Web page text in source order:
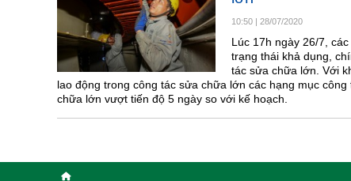
10:50 | 28/07/2020
Lúc 17h ngày 26/7,
trạng thái khả dụng,
tác sửa chữa lớn. Với
lao động trong công tác sửa chữa lớn các hạng mục
chữa lớn vượt tiến độ 5 ngày so với kế hoạch.